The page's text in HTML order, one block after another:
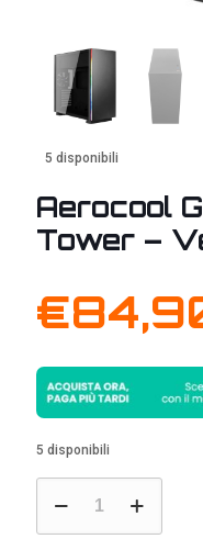
5 disponibili
Aerocool
Tower –
€
5 disponibili
GLO
RGB